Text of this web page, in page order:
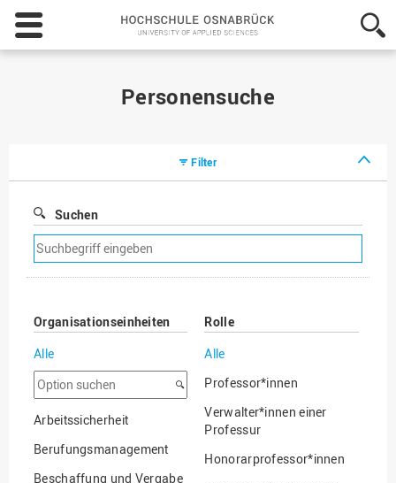
Hochschule
Osnabrück
-
Personensuche
Filter
Suchen
Suchfilter
entfernen
Organisationseinheiten
Alle
Option
suchen
Arbeitssicherheit
Berufungsmanagement
Beschaffung und Vergabe
Rolle
Alle
Professor*innen
Verwalter*innen einer
Professur
Honorarprofessor*innen